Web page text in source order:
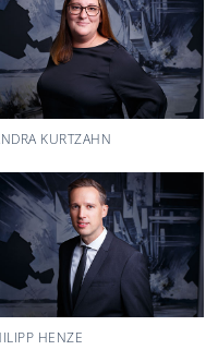
KURTZAHN
HENZE